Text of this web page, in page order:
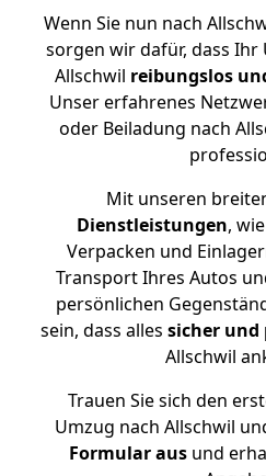
Wenn Sie nun nach
sorgen wir dafür, dass Ihr
Allschwil reibungslos
Unser erfahrenes
oder Beiladung nach
Mit unseren
Dienstleistungen,
Verpacken und
Transport Ihres Autos
persönlichen
sein, dass alles sicher
Allschwil
Trauen Sie sich den
Umzug nach Allschwil
Formular ausund